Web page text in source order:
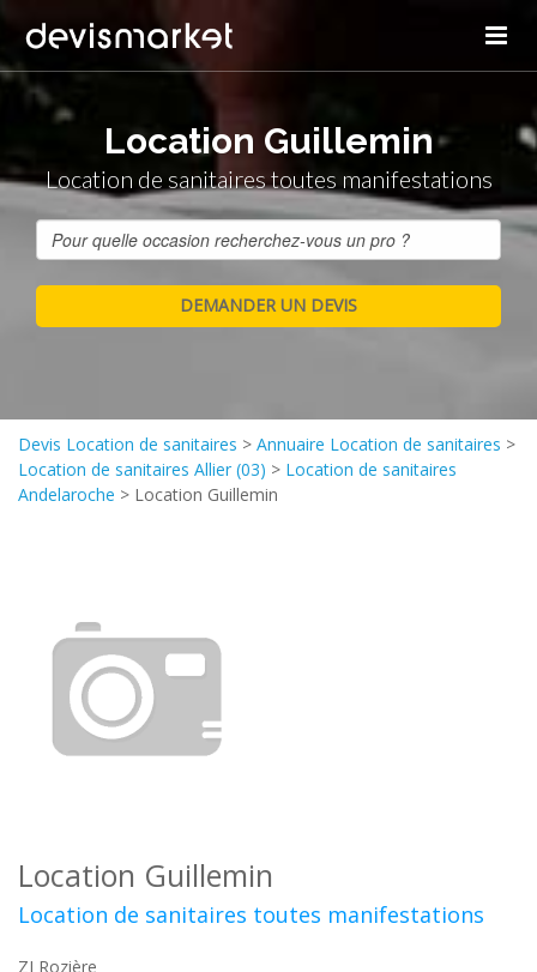
Location Guillemin
Location de sanitaires toutes manifestations
Devis Location de sanitaires > Annuaire Location de sanitaires >
Location de sanitaires Allier (03) > Location de sanitaires
Andelaroche > Location Guillemin
Location Guillemin
Location de sanitaires toutes manifestations
ZI Rozière